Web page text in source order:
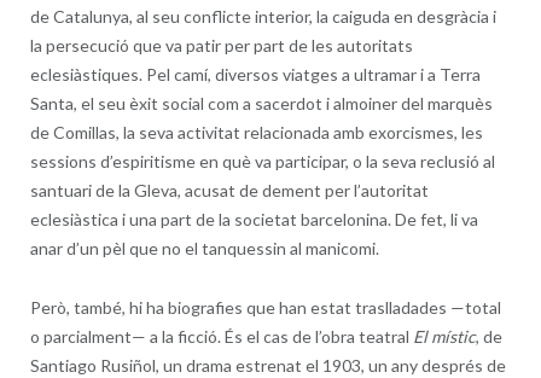
de Catalunya, al seu conflicte interior, la caiguda en desgràcia i
la persecució que va patir per part de les autoritats
eclesiàstiques. Pel camí, diversos viatges a ultramar i a Terra
Santa, el seu èxit social com a sacerdot i almoiner del marquès
de Comillas, la seva activitat relacionada amb exorcismes, les
sessions d’espiritisme en què va participar, o la seva reclusió al
santuari de la Gleva, acusat de dement per l’autoritat
eclesiàstica i una part de la societat barcelonina. De fet, li va
anar d’un pèl que no el tanquessin al manicomi.
Però, també, hi ha biografies que han estat traslladades —total
o parcialment— a la ficció. És el cas de l’obra teatral El místic, de
Santiago Rusiñol, un drama estrenat el 1903, un any després de